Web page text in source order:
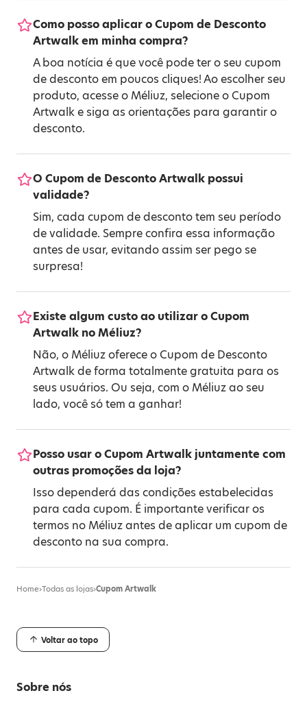
Como posso aplicar o Cupom de Desconto
Artwalk em minha compra?
A boa notícia é que você pode ter o seu cupom
de desconto em poucos cliques! Ao escolher seu
produto, acesse o Méliuz, selecione o Cupom
Artwalk e siga as orientações para garantir o
desconto.
O Cupom de Desconto Artwalk possui
validade?
Sim, cada cupom de desconto tem seu período
de validade. Sempre confira essa informação
antes de usar, evitando assim ser pego se
surpresa!
Existe algum custo ao utilizar o Cupom
Artwalk no Méliuz?
Não, o Méliuz oferece o Cupom de Desconto
Artwalk de forma totalmente gratuita para os
seus usuários. Ou seja, com o Méliuz ao seu
lado, você só tem a ganhar!
Posso usar o Cupom Artwalk juntamente com
outras promoções da loja?
Isso dependerá das condições estabelecidas
para cada cupom. É importante verificar os
termos no Méliuz antes de aplicar um cupom de
desconto na sua compra.
Home›Todas as lojas›Cupom Artwalk
Voltar ao topo
Sobre nós